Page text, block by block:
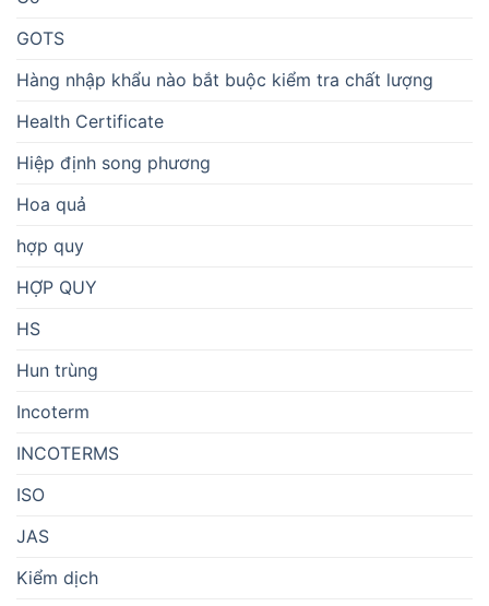
GOTS
Hàng nhập khẩu nào bắt buộc kiểm tra chất lượng
Health Certificate
Hiệp định song phương
Hoa quả
hợp quy
HỢP QUY
HS
Hun trùng
Incoterm
INCOTERMS
ISO
JAS
Kiểm dịch